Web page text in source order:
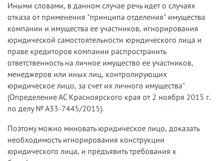
Иными словами, в данном случае речь идет о случаях
отказа от применения "принципа отделения" имущества
компании и имущества ее участников, игнорирования
юридической самостоятельности юридического лица и
праве кредиторов компании распространить
ответственность на личное имущество ее участников,
менеджеров или иных лиц, контролирующих
юридическое лицо, за счет их личного имущества"
(Определение АС Красноярского края от 2 ноября 2015 г.
по делу № А33-7445/2015).
Поэтому можно миновать юридическое лицо, доказать
необходимость игнорирования конструкции
юридического лица, и предъявить требования к